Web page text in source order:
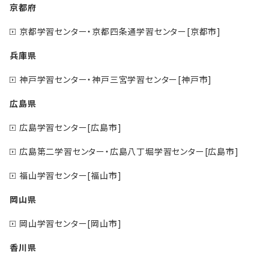
京都府
京都学習センター・京都四条通学習センター[京都市]
兵庫県
神戸学習センター・神戸三宮学習センター[神戸市]
広島県
広島学習センター[広島市]
広島第二学習センター・広島八丁堀学習センター[広島市]
福山学習センター[福山市]
岡山県
岡山学習センター[岡山市]
香川県